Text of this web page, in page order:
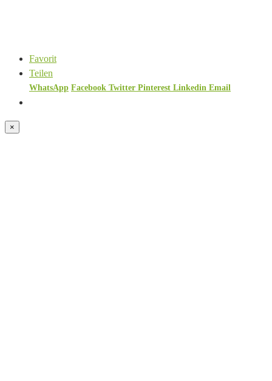
Favorit
Teilen
WhatsApp Facebook Twitter Pinterest Linkedin Email
×